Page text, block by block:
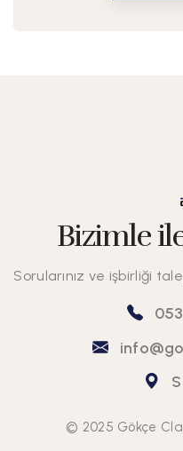
Bizimle
Sorularınız ve işbirliği
© 2025 Gökçe